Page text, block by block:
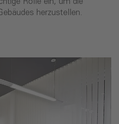
Rolle ein, um die
herzustellen.